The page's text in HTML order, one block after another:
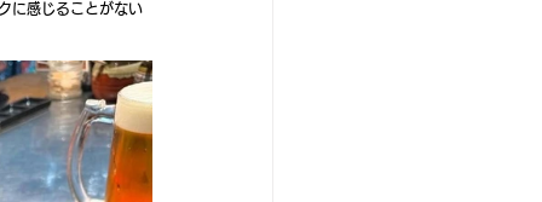
に感じることがない